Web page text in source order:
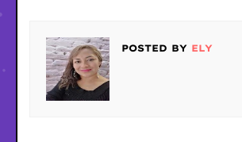
POSTED BY ELY